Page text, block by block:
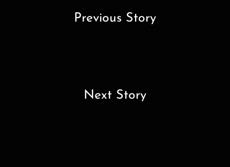
Previous Story
Next Story